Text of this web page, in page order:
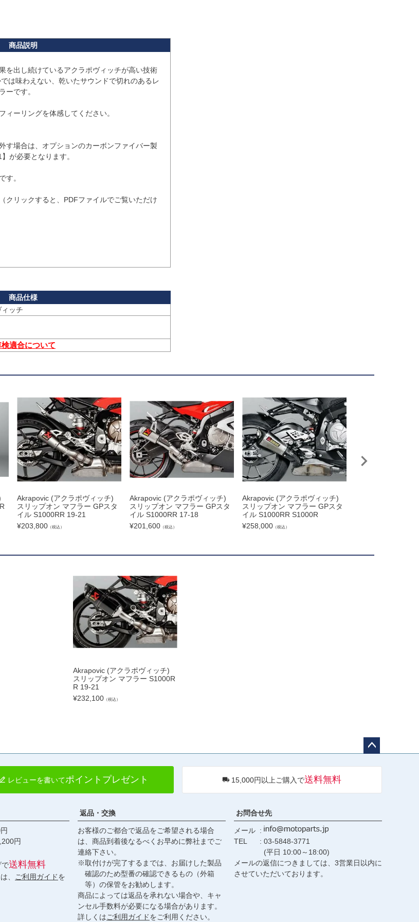
を出し続けているアクラポヴィッチが高い技術
は味わえない、乾いたサウンドで切れのあるレ
ーです。
ィーリングを体感してください。
す場合は、オプションのカーボンファイバー製
が必要となります。
クリックすると、PDFファイルでご覧いただけ
適合について
Akrapovic (アクラポヴィッチ)
スリップオン マフラー GPスタ
イル S1000RR 19-21
¥203,800 （税込）
Akrapovic (アクラポヴィッチ)
スリップオン マフラー GPスタ
イル S1000RR 17-18
¥201,600 （税込）
Akrapovic (アクラポヴィッチ)
スリップオン マフラー GPスタ
イル S1000RR S1000R
¥258,000 （税込）
Akrapovic (アクラポヴィッチ)
スリップオン マフラー S1000R
R 19-21
¥232,100（税込）
へ
レビューを書いてポイントプレゼント 15,000円以上ご購入で送料無料
円
で送料無料
、 ご利用ガイドを
返品・交換
お客様のご都合で返品をご希望される場合
は、商品到着後なるべくお早めに弊社までご
連絡下さい。
※取付けが完了するまでは、お届けした製品
確認のため型番の確認できるもの（外箱
等）の保管をお勧めします。
商品によっては返品を承れない場合や、キャ
ンセル手数料が必要になる場合があります。
詳しくはご利用ガイドをご利用ください。
お問合せ先
メール
TEL
03-5848-3771
(平日 10:00～18:00)
メールの返信につきましては、3営業日以内に
させていただいております。